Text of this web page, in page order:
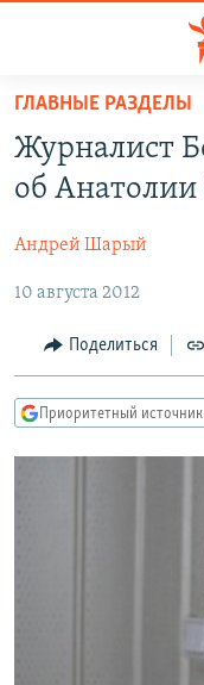
упрощенного
доступа
Вернуться
основному
Вернутся
главной
навигации
Вернутся
ПОДКАСТЫ
ЦИТАТЫ СВОБОДЫ
МНЕНИЯ
КУЛЬТУРА
IDEL.РЕАЛИИ
КАВКАЗ.РЕАЛИИ
РАСПИСАНИЕ
ПОДПИШИТЕСЬ
ГЛАВНЫЕ РАЗДЕЛЫ
Журналист
об Анатолии
Андрей Шарый
10 августа 2012
Поделиться
Приоритетный